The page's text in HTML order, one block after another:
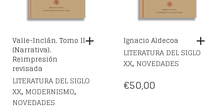
Valle-Inclán. Tomo II
(Narrativa).
Reimpresión
revisada
LITERATURA DEL SIGLO
XX, MODERNISMO,
NOVEDADES
Ignacio Aldecoa
LITERATURA DEL SIGLO
XX, NOVEDADES
€50,00